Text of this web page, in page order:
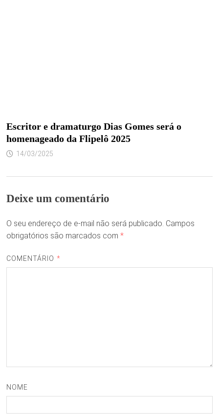
Escritor e dramaturgo Dias Gomes será o
homenageado da Flipelô 2025
14/03/2025
Deixe um comentário
O seu endereço de e-mail não será publicado. Campos
obrigatórios são marcados com *
COMENTÁRIO *
NOME